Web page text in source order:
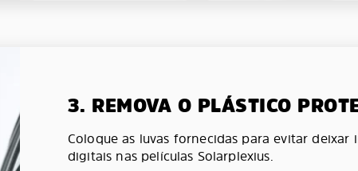
3. REMOVA O PLÁSTICO
Coloque as luvas fornecidas para evitar deixar
digitais nas películas Solarplexius.